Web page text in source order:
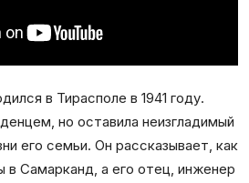
в Тирасполе в 1941 году.
но оставила неизгладимый
его семьи. Он рассказывает, как
в Самарканд, а его отец, инженер